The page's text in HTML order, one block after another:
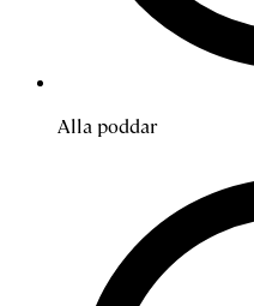
Alla poddar